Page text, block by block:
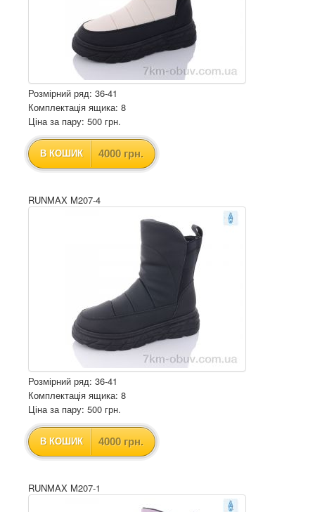
Розмірний ряд: 36-41
Комплектація ящика: 8
Ціна за пару: 500 грн.
В КОШИК 4000 грн.
RUNMAX M207-4
Розмірний ряд: 36-41
Комплектація ящика: 8
Ціна за пару: 500 грн.
В КОШИК 4000 грн.
RUNMAX M207-1